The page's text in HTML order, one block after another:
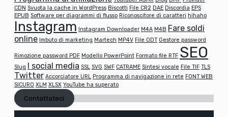
CDN Svuota la cache in WordPress Biscotti File CR2 DAE Discordia EPS
EPUB Software per diagrammi di flusso Riconoscitore di caratteri hihaho
Instagram Instagram Downloader M4A M4B Fare soldi
online Imbuto di marketing Martech MP4V File ODT Gestore password
Rimozione password PDF Modello PowerPoint Formato file RTF SEO
Slug I social media SSL SVG SWF CATRAME Sintesi vocale File TIF TLS
Twitter Accorciatore URL Programma di navigazione in rete FONT WEB
SICURO XLM XLSX YouTube ha superato
Contattateci